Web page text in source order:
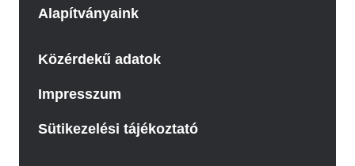
Alapítványaink
Közérdekű adatok
Impresszum
Sütikezelési tájékoztató